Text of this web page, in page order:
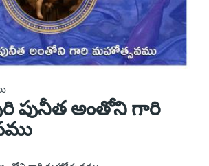
పునీత అంతోని గారి